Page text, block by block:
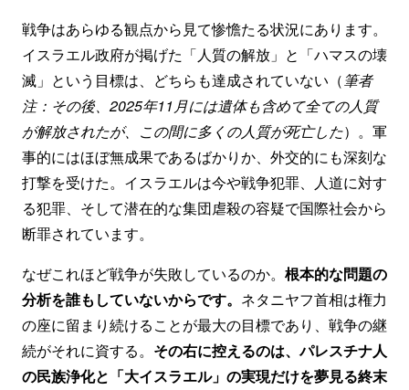
戦争はあらゆる観点から見て惨憺たる状況にあります。
イスラエル政府が掲げた「人質の解放」と「ハマスの壊
滅」という目標は、どちらも達成されていない（筆者
注：その後、2025年11月には遺体も含めて全ての人質
が解放されたが、この間に多くの人質が死亡した）。軍
事的にはほぼ無成果であるばかりか、外交的にも深刻な
打撃を受けた。イスラエルは今や戦争犯罪、人道に対す
る犯罪、そして潜在的な集団虐殺の容疑で国際社会から
断罪されています。
なぜこれほど戦争が失敗しているのか。 根本的な問題の
分析を誰もしていないからです。 ネタニヤフ首相は権力
の座に留まり続けることが最大の目標であり、戦争の継
続がそれに資する。 その右に控えるのは、パレスチナ人
の民族浄化と「大イスラエル」の実現だけを夢見る終末